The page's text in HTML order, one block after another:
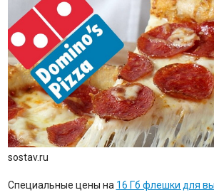
sostav.ru
Специальные цены на 16 Гб флешки для